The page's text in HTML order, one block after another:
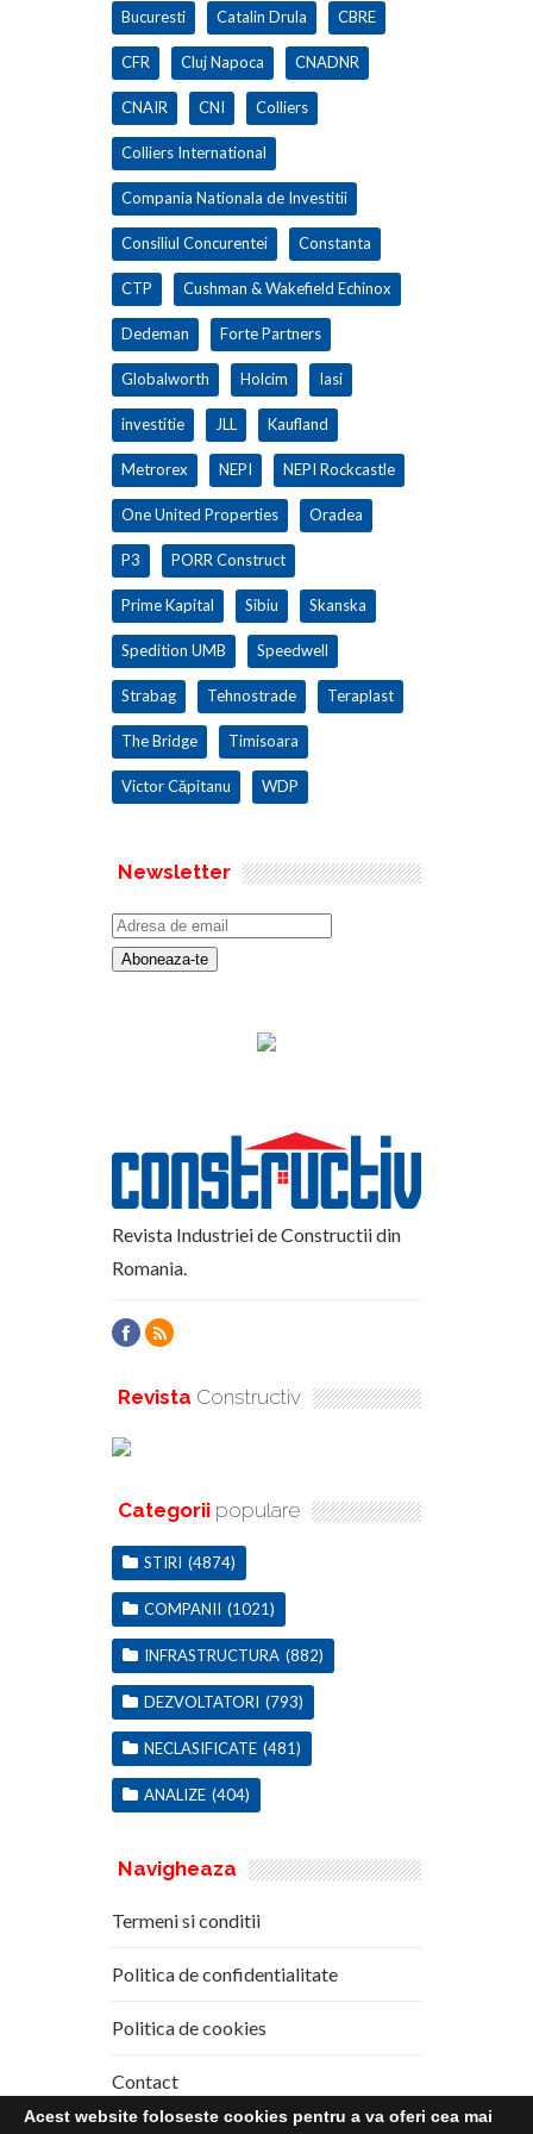
Bucuresti Catalin Drula CBRE
CFR Cluj Napoca CNADNR
CNAIR CNI Colliers
Colliers International
Compania Nationala de Investitii
Consiliul Concurentei Constanta
CTP Cushman & Wakefield Echinox
Dedeman Forte Partners
Globalworth Holcim Iasi
investitie JLL Kaufland
Metrorex NEPI NEPI Rockcastle
One United Properties Oradea
P3 PORR Construct
Prime Kapital Sibiu Skanska
Spedition UMB Speedwell
Strabag Tehnostrade Teraplast
The Bridge Timisoara
Victor Căpitanu WDP
Newsletter
Revista Industriei de Constructii din
Romania.
Revista Constructiv
Categorii populare
STIRI (4874)
COMPANII (1021)
INFRASTRUCTURA (882)
DEZVOLTATORI (793)
NECLASIFICATE (481)
ANALIZE (404)
Navigheaza
Termeni si conditii
Politica de confidentialitate
Politica de cookies
Contact
Acest website foloseste cookies pentru a va oferi cea mai